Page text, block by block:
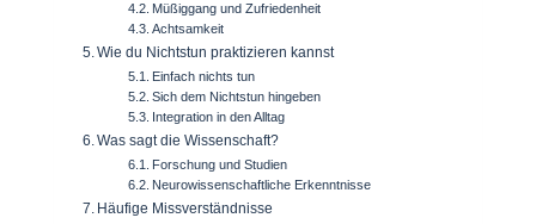
Müßiggang und Zufriedenheit
Achtsamkeit
Wie du Nichtstun praktizieren kannst
Einfach nichts tun
Sich dem Nichtstun hingeben
Integration in den Alltag
Was sagt die Wissenschaft?
Forschung und Studien
Neurowissenschaftliche Erkenntnisse
Häufige Missverständnisse